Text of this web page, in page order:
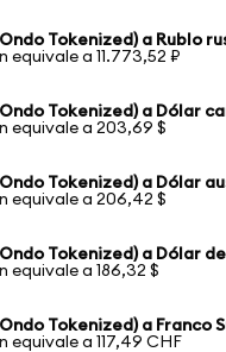
Tokenized) a Rublo
equivale a 11.773,52 ₽
Tokenized) a Dólar
equivale a 203,69 $
Tokenized) a Dólar
equivale a 206,42 $
Tokenized) a Dólar
equivale a 186,32 $
Tokenized) a Franco
equivale a 117,49 CHF